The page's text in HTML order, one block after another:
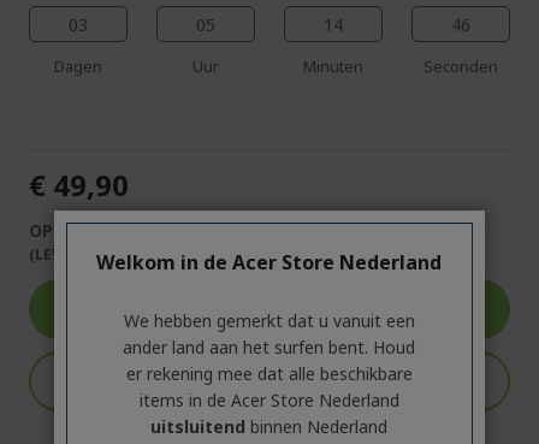
03
Dagen
05
Uur
14
Minuten
45
Seconden
€ 49,90
OP VOORRAAD
(LEVERING BINNEN 1-3 WERKDAGEN)
Ga naar product
In winkelmandje
Welkom in de Acer Store Nederland
We hebben gemerkt dat u vanuit een
ander land aan het surfen bent. Houd
er rekening mee dat alle beschikbare
items in de Acer Store Nederland
uitsluitend binnen Nederland